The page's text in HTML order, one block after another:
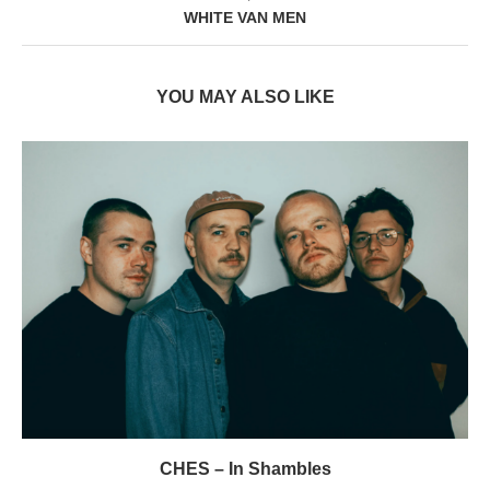
WHITE VAN MEN
YOU MAY ALSO LIKE
CHES – In Shambles